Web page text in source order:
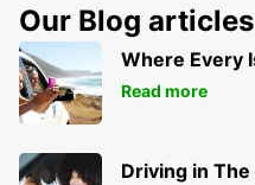
GEELONG CITY
GEELONG - AUSTRALIA
Our Blog
Where Every
Read more
Driving in